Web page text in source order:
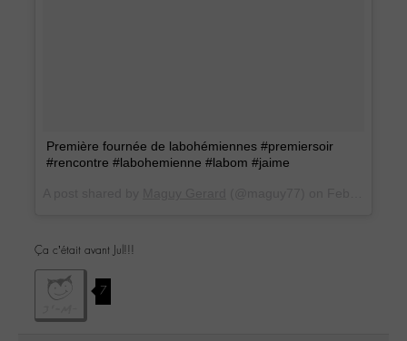
Première fournée de labohémiennes #premiersoir
#rencontre #labohemienne #labom #jaime
Ça c’était avant Jul!!!
7